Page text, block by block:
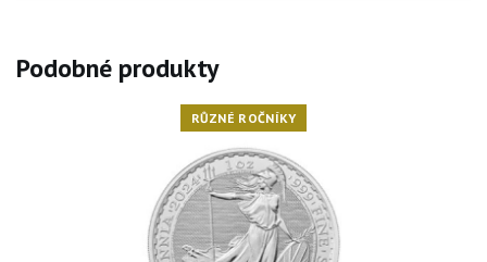
Podobné produkty
RŮZNÉ ROČNÍKY